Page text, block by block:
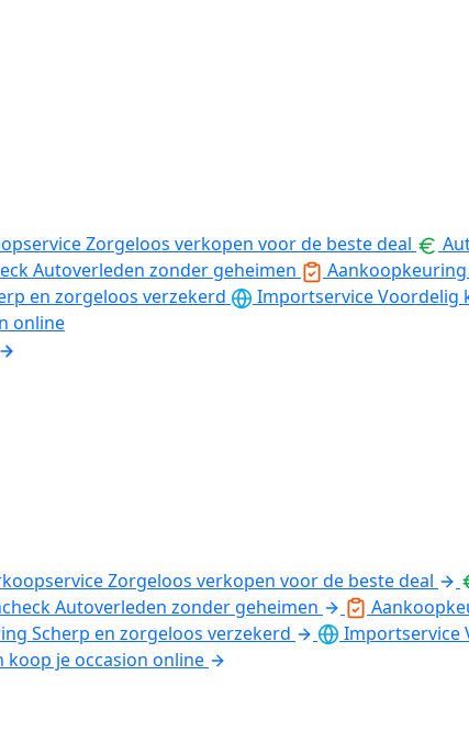
Zorgeloos verkopen voor de beste deal
Autoverleden zonder geheimen
Aankoopkeuring
en zorgeloos verzekerd ImportserviceVoordelig
online
Zorgeloos verkopen voor de beste deal
Autoverleden zonder geheimen
Scherp en zorgeloos verzekerd Importservice
koop je occasion online